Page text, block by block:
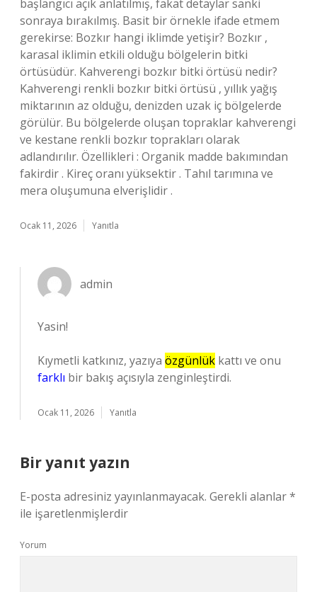
başlangıcı açık anlatılmış, fakat detaylar sanki
sonraya bırakılmış. Basit bir örnekle ifade etmem
gerekirse: Bozkır hangi iklimde yetişir? Bozkır ,
karasal iklimin etkili olduğu bölgelerin bitki
örtüsüdür. Kahverengi bozkır bitki örtüsü nedir?
Kahverengi renkli bozkır bitki örtüsü , yıllık yağış
miktarının az olduğu, denizden uzak iç bölgelerde
görülür. Bu bölgelerde oluşan topraklar kahverengi
ve kestane renkli bozkır toprakları olarak
adlandırılır. Özellikleri : Organik madde bakımından
fakirdir . Kireç oranı yüksektir . Tahıl tarımına ve
mera oluşumuna elverişlidir .
Ocak 11, 2026 Yanıtla
admin
Yasin!
Kıymetli katkınız, yazıya özgünlük kattı ve onu
farklı bir bakış açısıyla zenginleştirdi.
Ocak 11, 2026 Yanıtla
Bir yanıt yazın
E-posta adresiniz yayınlanmayacak. Gerekli alanlar*
ile işaretlenmişlerdir
Yorum